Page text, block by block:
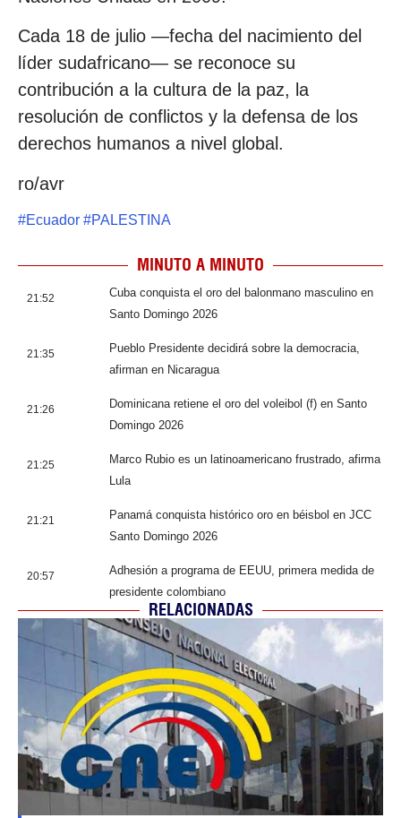
Cada 18 de julio —fecha del nacimiento del
líder sudafricano— se reconoce su
contribución a la cultura de la paz, la
resolución de conflictos y la defensa de los
derechos humanos a nivel global.
ro/avr
#Ecuador #PALESTINA
MINUTO A MINUTO
21:52
Cuba conquista el oro del balonmano masculino en
Santo Domingo 2026
21:35
Pueblo Presidente decidirá sobre la democracia,
afirman en Nicaragua
21:26
Dominicana retiene el oro del voleibol (f) en Santo
Domingo 2026
21:25
Marco Rubio es un latinoamericano frustrado, afirma
Lula
21:21
Panamá conquista histórico oro en béisbol en JCC
Santo Domingo 2026
20:57
Adhesión a programa de EEUU, primera medida de
presidente colombiano
RELACIONADAS